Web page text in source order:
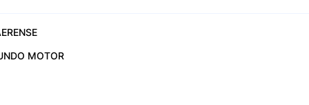
MOTOR